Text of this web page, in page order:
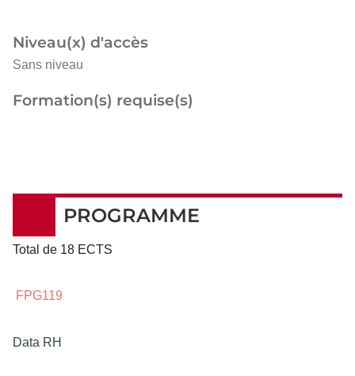
Niveau(x) d'accès
Sans niveau
Formation(s) requise(s)
PROGRAMME
Total de 18 ECTS
FPG119
Data RH